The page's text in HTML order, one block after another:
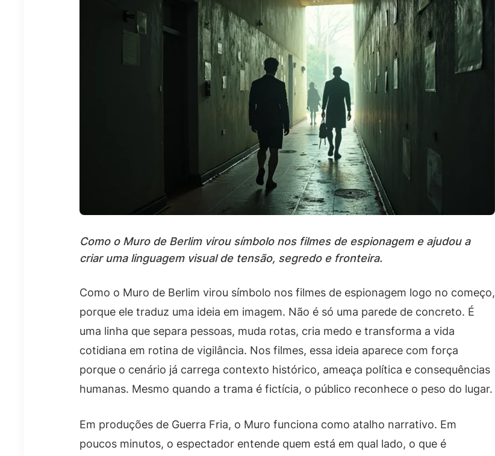
Como o Muro de Berlim virou símbolo nos filmes de espionagem e ajudou a
criar uma linguagem visual de tensão, segredo e fronteira.
Como o Muro de Berlim virou símbolo nos filmes de espionagem logo no começo,
porque ele traduz uma ideia em imagem. Não é só uma parede de concreto. É
uma linha que separa pessoas, muda rotas, cria medo e transforma a vida
cotidiana em rotina de vigilância. Nos filmes, essa ideia aparece com força
porque o cenário já carrega contexto histórico, ameaça política e consequências
humanas. Mesmo quando a trama é fictícia, o público reconhece o peso do lugar.
Em produções de Guerra Fria, o Muro funciona como atalho narrativo. Em
poucos minutos, o espectador entende quem está em qual lado, o que é